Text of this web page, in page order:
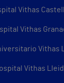
Vithas
Vithas
Vithas
Vithas